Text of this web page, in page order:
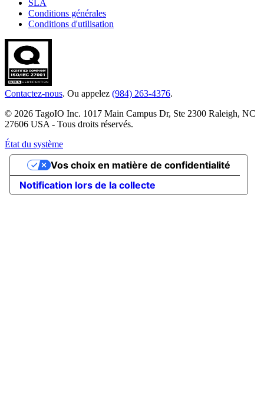
SLA
Conditions générales
Conditions d'utilisation
Contactez-nous. Ou appelez (984) 263-4376.
© 2026 TagoIO Inc. 1017 Main Campus Dr, Ste 2300 Raleigh, NC
27606 USA - Tous droits réservés.
État du système
Notification lors de la collecte
Vos choix en matière de confidentialité